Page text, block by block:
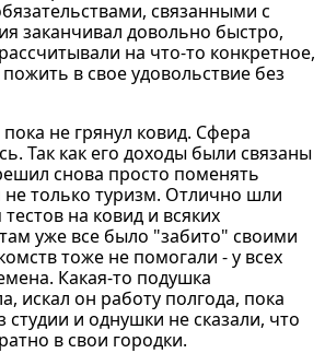
связанными с
заканчивал довольно быстро,
на что-то конкретное,
в свое удовольствие без
не грянул ковид. Сфера
Так как его доходы были связаны
снова просто поменять
не только туризм. Отлично шли
на ковид и всяких
уже все было "забито" своими
тоже не помогали - у всех
Какая-то подушка
искал он работу полгода, пока
студии и однушки не сказали, что
в свои городки.